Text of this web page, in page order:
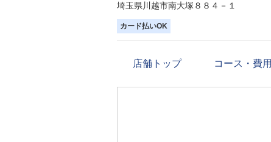
埼玉県川越市南大塚８８４－１
カード払いOK
店舗トップ コース・費用